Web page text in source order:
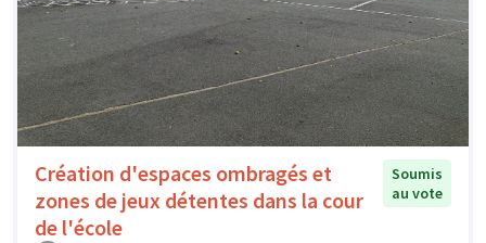
Création d'espaces ombragés et
zones de jeux détentes dans la cour
de l'école
Soumis
au vote